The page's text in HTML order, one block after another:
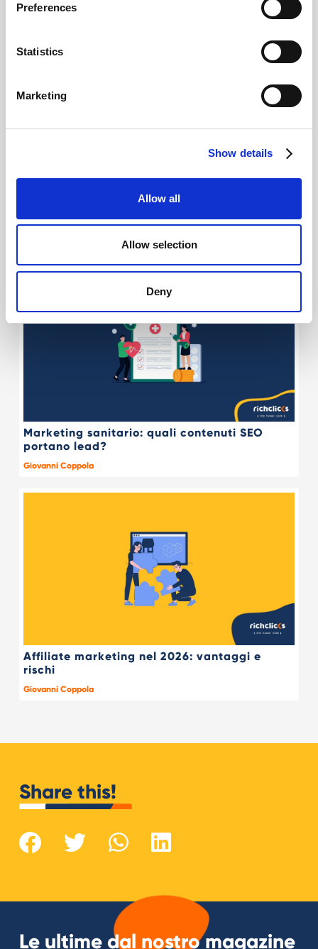
Preferences
Statistics
Marketing
Show details
Allow all
Allow selection
Deny
2026
Marketing sanitario: quali contenuti SEO
portano lead?
Giovanni Coppola
Affiliate marketing nel 2026: vantaggi e
rischi
Giovanni Coppola
Share this!
Le ultime dal nostro magazine